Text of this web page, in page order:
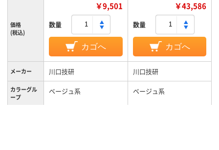
価格
(税込)
￥9,501
数量
カゴへ
￥43,586
数量
カゴへ
メーカー 川口技研 川口技研
カラーグル
ープ
ベージュ系 ベージュ系